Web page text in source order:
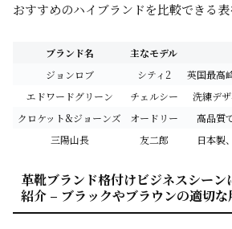
おすすめのハイブランドを比較できる表
ブランド名 主なモデル
ジョンロブ
シティ2 英国最高
エドワードグリーン
チェルシー 洗練デ
クロケット&ジョーンズ
オードリー 高品質
三陽山長
友二郎 日本製
革靴ブランド格付けビジネスシーン
紹介 – ブラックやブラウンの適切